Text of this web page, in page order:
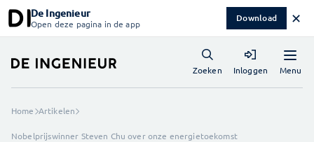
De Ingenieur
Open deze pagina in de app Download ✕
Menu
Zoeken Inloggen
Home Artikelen
Nobelprijswinner Steven Chu over onze energietoekomst